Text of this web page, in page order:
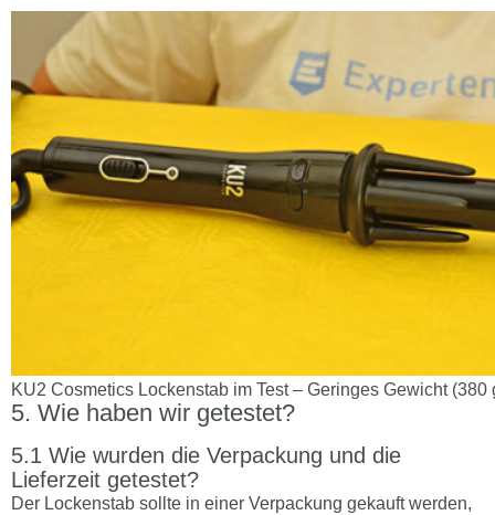
KU2 Cosmetics Lockenstab im Test – Geringes Gewicht (380
Wie haben wir getestet?
Wie wurden die Verpackung und die
Lieferzeit getestet?
Der Lockenstab sollte in einer Verpackung gekauft werden,